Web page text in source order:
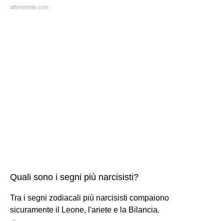
alfemminile.com
Quali sono i segni più narcisisti?
Tra i segni zodiacali più narcisisti compaiono
sicuramente il Leone, l'ariete e la Bilancia.